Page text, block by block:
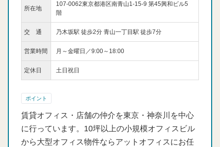
所在地
107-0062東京都港区南青山1-15-9 第45興和ビル5
階
交 通 乃木坂駅 徒歩2分 青山一丁目駅 徒歩7分
営業時間 月～金曜日／9:00～18:00
定休日 土日祝日
ポイント
賃貸オフィス・店舗の仲介を東京・神奈川を中心
に行っています。10坪以上の小規模オフィスビル
から大型オフィス物件ならアットオフィスにお任